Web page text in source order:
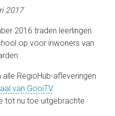
2017
2016 traden leerlingen
op voor inwoners van
RegioHub-afleveringen
van GooiTV.
tot nu toe uitgebrachte